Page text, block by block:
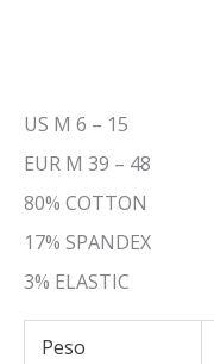
US M 6 – 15
EUR M 39 – 48
80% COTTON
17% SPANDEX
3% ELASTIC
Peso